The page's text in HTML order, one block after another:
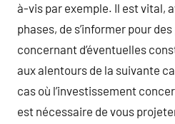
à-vis par exemple. Il est vital,
phases, de s’informer pour
concernant d’éventuelles
aux alentours de la suivante
cas où l’investissement
est nécessaire de vous